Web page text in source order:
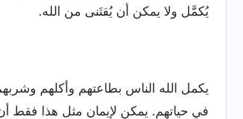
يُكمَّل ولا يمكن أن يُقتَنى من الله.
يكمل الله الناس بطاعتهم وأكلهم
في حياتهم. يمكن لإيمان مثل هذا فقط